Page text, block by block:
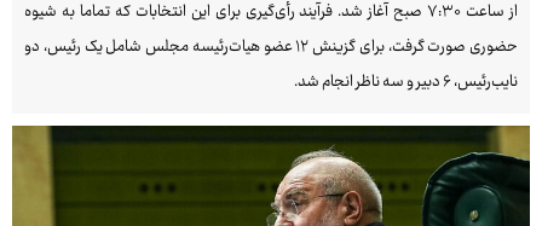
از ساعت ۷:۳۰ صبح آغاز شد. فرآیند رأی‌گیری برای این انتخابات که تماما به شیوه
حضوری صورت گرفت، برای گزینش ۱۲ عضو هیات‌رئیسه مجلس شامل یک رئیس، دو
نایب‌رئیس، ۶ دبیر و سه ناظر انجام شد.